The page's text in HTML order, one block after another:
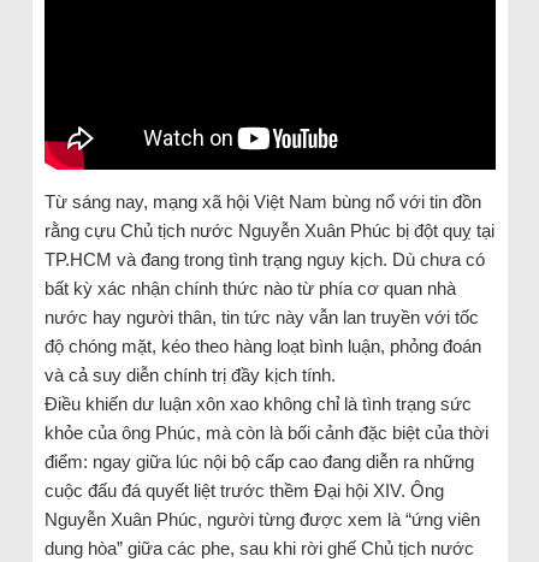
Từ sáng nay, mạng xã hội Việt Nam bùng nổ với tin đồn
rằng cựu Chủ tịch nước Nguyễn Xuân Phúc bị đột quỵ tại
TP.HCM và đang trong tình trạng nguy kịch. Dù chưa có
bất kỳ xác nhận chính thức nào từ phía cơ quan nhà
nước hay người thân, tin tức này vẫn lan truyền với tốc
độ chóng mặt, kéo theo hàng loạt bình luận, phỏng đoán
và cả suy diễn chính trị đầy kịch tính.
Điều khiến dư luận xôn xao không chỉ là tình trạng sức
khỏe của ông Phúc, mà còn là bối cảnh đặc biệt của thời
điểm: ngay giữa lúc nội bộ cấp cao đang diễn ra những
cuộc đấu đá quyết liệt trước thềm Đại hội XIV. Ông
Nguyễn Xuân Phúc, người từng được xem là “ứng viên
dung hòa” giữa các phe, sau khi rời ghế Chủ tịch nước